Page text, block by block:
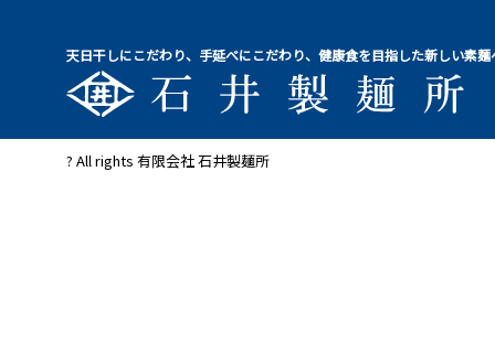
天日干しにこだわり、手延べにこだわり、健康食を目指した新しい素麺
? All rights 有限会社 石井製麺所